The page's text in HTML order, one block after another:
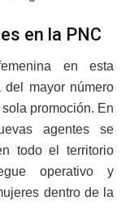
en la PNC
en esta
del mayor número
promoción. En
agentes se
todo el territorio
operativo y
dentro de la